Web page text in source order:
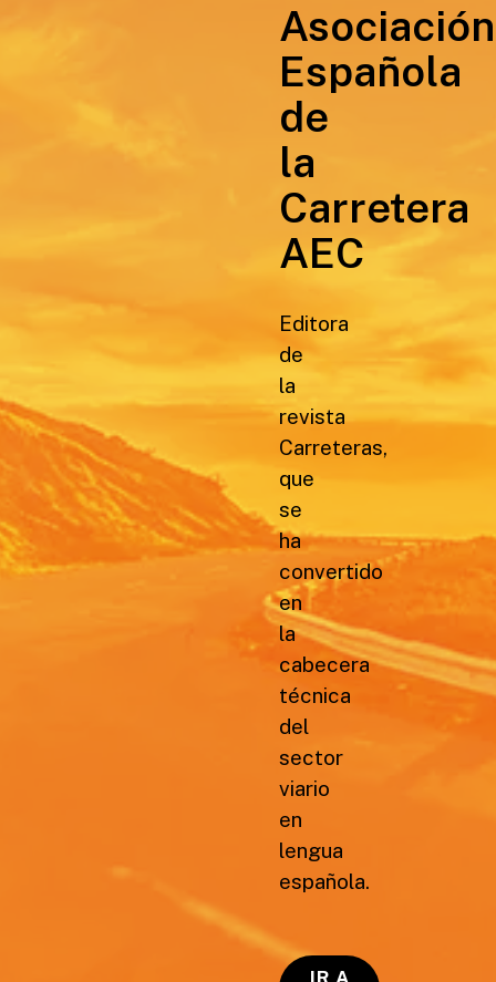
Asociación
Española
de
la
Carretera
AEC
Editora
de
la
revista
Carreteras,
que
se
ha
convertido
en
la
cabecera
técnica
del
sector
viario
en
lengua
española.